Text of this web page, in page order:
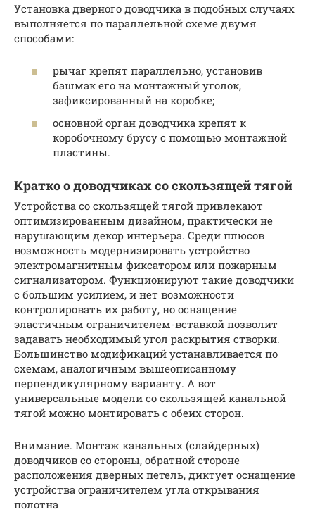
Установка дверного доводчика в подобных случаях
выполняется по параллельной схеме двумя
способами:
рычаг крепят параллельно, установив
башмак его на монтажный уголок,
зафиксированный на коробке;
основной орган доводчика крепят к
коробочному брусу с помощью монтажной
пластины.
Кратко о доводчиках со скользящей тягой
Устройства со скользящей тягой привлекают
оптимизированным дизайном, практически не
нарушающим декор интерьера. Среди плюсов
возможность модернизировать устройство
электромагнитным фиксатором или пожарным
сигнализатором. Функционируют такие доводчики
с большим усилием, и нет возможности
контролировать их работу, но оснащение
эластичным ограничителем-вставкой позволит
задавать необходимый угол раскрытия створки.
Большинство модификаций устанавливается по
схемам, аналогичным вышеописанному
перпендикулярному варианту. А вот
универсальные модели со скользящей канальной
тягой можно монтировать с обеих сторон.
Внимание. Монтаж канальных (слайдерных)
доводчиков со стороны, обратной стороне
расположения дверных петель, диктует оснащение
устройства ограничителем угла открывания
полотна